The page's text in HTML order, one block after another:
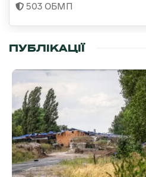
503 ОБМП
ПУБЛІКАЦІЇ